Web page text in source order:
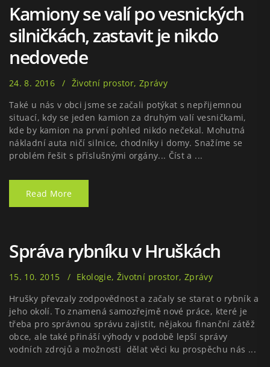
Kamiony se valí po vesnických
silničkách, zastavit je nikdo
nedovede
24. 8. 2016 Životní prostor, Zprávy
Také u nás v obci jsme se začali potýkat s nepřijemnou
situací, kdy se jeden kamion za druhým valí vesničkami,
kde by kamion na první pohled nikdo nečekal. Mohutná
nákladní auta ničí silnice, chodníky i domy. Snažíme se
problém řešit s příslušnými orgány... Číst a ...
Read More
Správa rybníku v Hruškách
15. 10. 2015 Ekologie, Životní prostor, Zprávy
Hrušky převzaly zodpovědnost a začaly se starat o rybník a
jeho okolí. To znamená samozřejmě nové práce, které je
třeba pro správnou správu zajistit, nějakou finanční zátěž
obce, ale také přináší výhody v podobě lepší správy
vodních zdrojů a možnosti dělat věci ku prospěchu nás ...